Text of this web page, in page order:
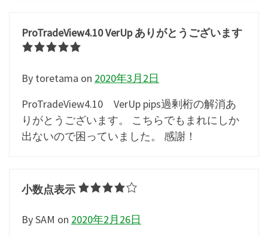
ProTradeView4.10 VerUp ありがとうございます
By toretama on 2020年3月2日
ProTradeView4.10 VerUp pips過剰桁の解消あ
りがとうございます。 こちらでもまれにしか
出ないので困っていました。 感謝！
小数点表示
By SAM on 2020年2月26日